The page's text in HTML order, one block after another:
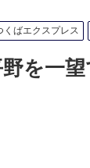
くばエクスプレス
を一